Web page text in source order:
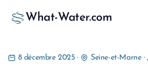
What-Water.com
8 décembre 2025· Seine-et-Marne·